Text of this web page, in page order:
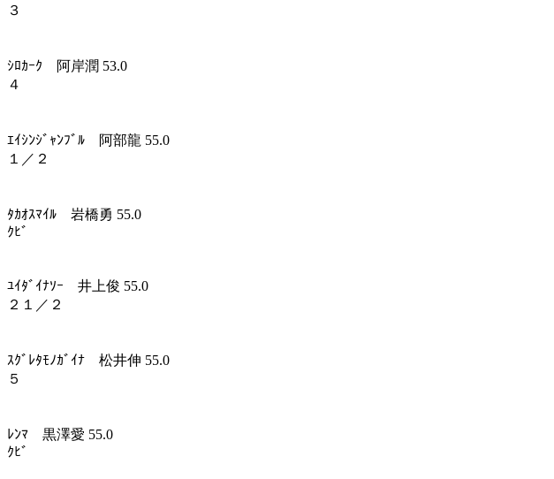
３
ｼﾛｶｰｸ 阿岸潤 53.0
４
ｴｲｼﾝｼﾞｬﾝﾌﾞﾙ 阿部龍 55.0
１／２
ﾀｶｵｽﾏｲﾙ 岩橋勇 55.0
ｸﾋﾞ
ﾕｲﾀﾞｲﾅｿｰ 井上俊 55.0
２１／２
ｽｸﾞﾚﾀﾓﾉｶﾞｲﾅ 松井伸 55.0
５
ﾚﾝﾏ 黒澤愛 55.0
ｸﾋﾞ